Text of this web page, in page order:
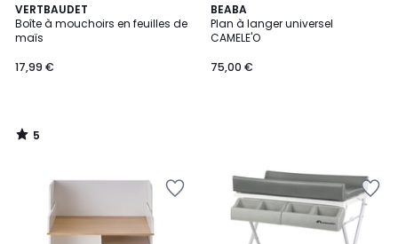
VERTBAUDET
Boîte à mouchoirs en feuilles de
maïs
17,99 €
5
/
5
5
/
BEABA
Plan à langer universel
CAMELE'O
75,00 €